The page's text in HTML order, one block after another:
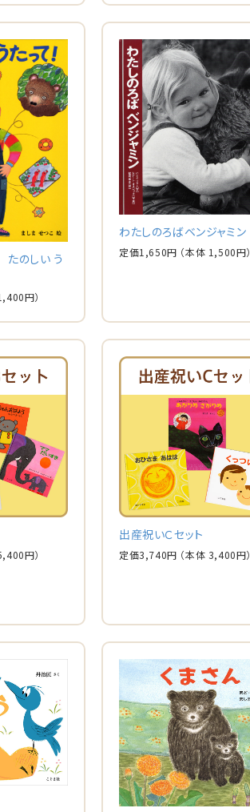
たのしい う
円）
わたしのろばベンジャミン
定価1,650円 （本体 1,500円）
円）
出産祝いＣセット
定価3,740円 （本体 3,400円）